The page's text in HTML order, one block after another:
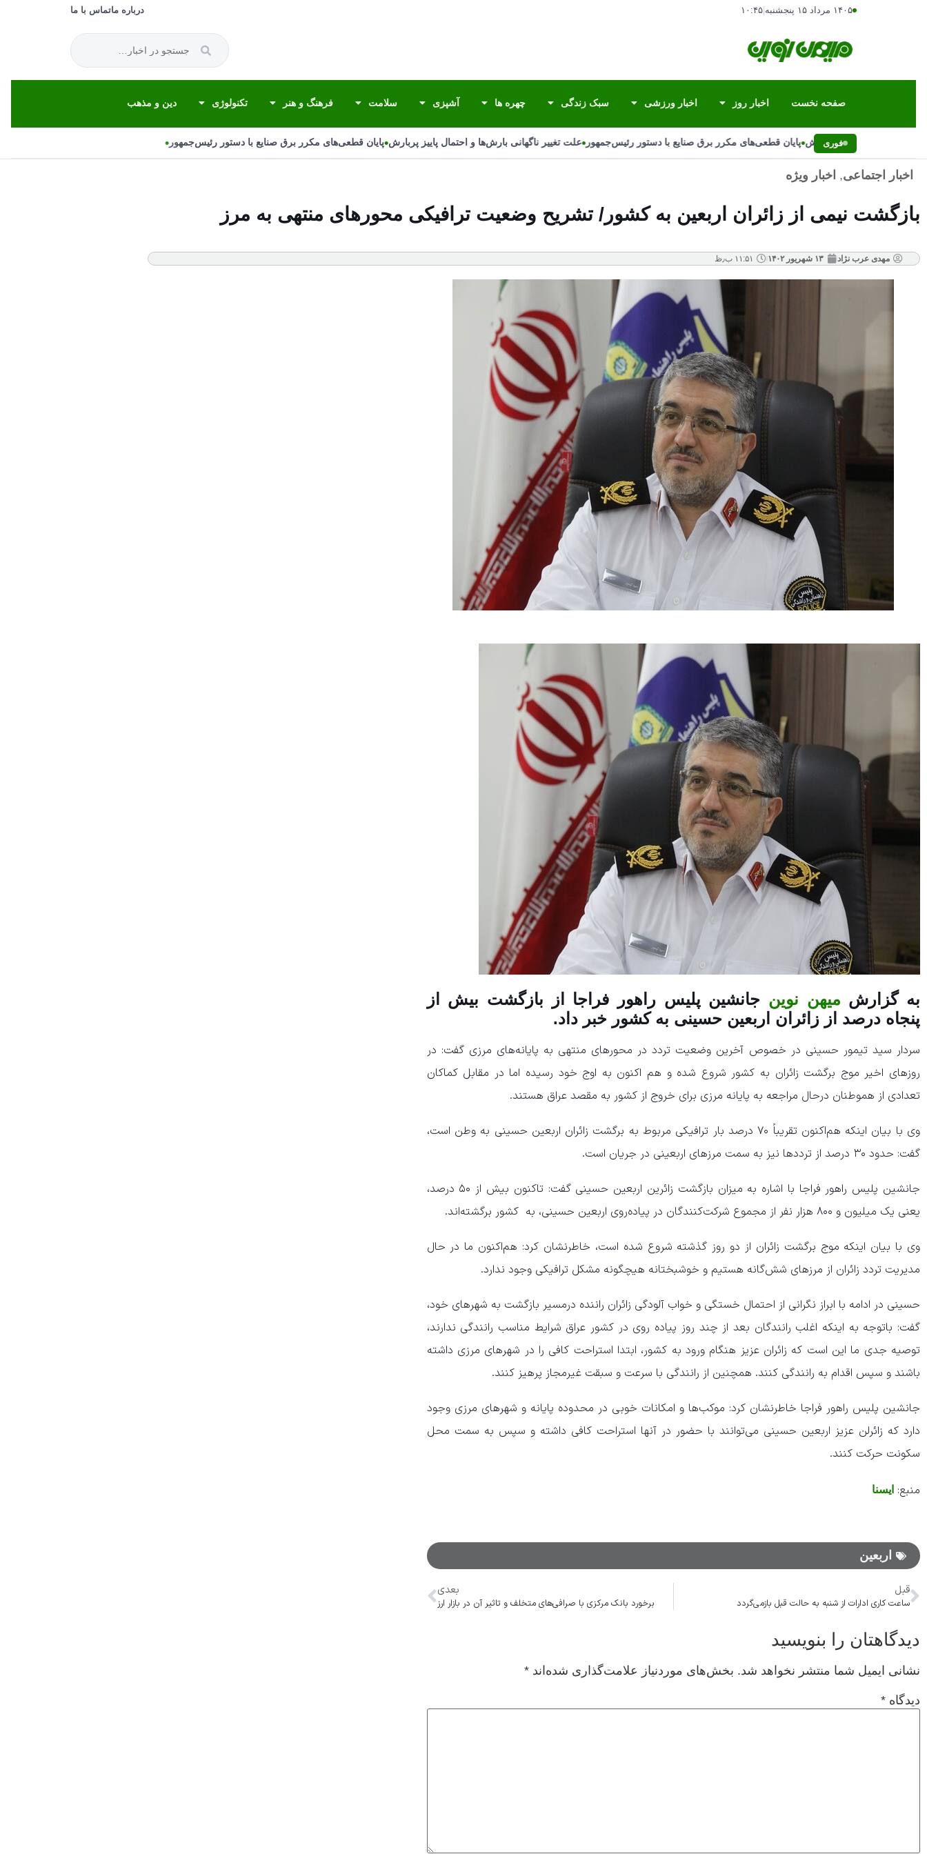
۱۴۰۵ مرداد ۱۵ پنجشنبه ۱۰:۴۵ درباره ماتماس با ما
صفحه نخست اخبار روز اخبار ورزشی سبک زندگی چهره ها آشپزی سلامت فرهنگ و هنر تکنولوژی دین و مذهب
فوری
و احتمال پاییز پربارش •پایان قطعی‌های مکرر برق صنایع با دستور رئیس‌جمهور•علت تغییر ناگهانی بارش‌ها و احتمال پاییز پربارش•پایان قطعی‌های مکرر برق صنایع با دستور رئیس‌جمهور•
اخبار اجتماعی, اخبار ویژه
بازگشت نیمی از زائران اربعین به کشور/ تشریح وضعیت ترافیکی محورهای منتهی به مرز
مهدی عرب نژاد ۱۳ شهریور ۱۴۰۲ ۱۱:۵۱ ب٫ظ
به گزارش میهن نوین جانشین پلیس راهور فراجا از بازگشت بیش از
پنجاه درصد از زائران اربعین حسینی به کشور خبر داد.
سردار سید تیمور حسینی در خصوص آخرین وضعیت تردد در محورهای منتهی به پایانه‌های مرزی گفت: در
روزهای اخیر موج برگشت زائران به کشور شروع شده و هم اکنون به اوج خود رسیده اما در مقابل کماکان
تعدادی از هموطنان درحال مراجعه به پایانه مرزی برای خروج از کشور به مقصد عراق هستند.
وی با بیان اینکه هم‌اکنون تقریباً ۷۰ درصد بار ترافیکی مربوط به برگشت زائران اربعین حسینی به وطن است،
گفت: حدود ۳۰ درصد از ترددها نیز به سمت مرزهای اربعینی در جریان است.
جانشین پلیس راهور فراجا با اشاره به میزان بازگشت زائرین اربعین حسینی گفت: تاکنون بیش از ۵۰ درصد،
یعنی یک میلیون و ۸۰۰ هزار نفر از مجموع شرکت‌کنندگان در پیاده‌روی اربعین حسینی، به کشور برگشته‌اند.
وی با بیان اینکه موج برگشت زائران از دو روز گذشته شروع شده است، خاطرنشان کرد: هم‌اکنون ما در حال
مدیریت تردد زائران از مرزهای شش‌گانه هستیم و خوشبختانه هیچگونه مشکل ترافیکی وجود ندارد.
حسینی در ادامه با ابراز نگرانی از احتمال خستگی و خواب آلودگی زائران راننده درمسیر بازگشت به شهرهای خود،
گفت: باتوجه به اینکه اغلب رانندگان بعد از چند روز پیاده روی در کشور عراق شرایط مناسب رانندگی ندارند،
توصیه جدی ما این است که زائران عزیز هنگام ورود به کشور، ابتدا استراحت کافی را در شهرهای مرزی داشته
باشند و سپس اقدام به رانندگی کنند. همچنین از رانندگی با سرعت و سبقت غیرمجاز پرهیز کنند.
جانشین پلیس راهور فراجا خاطرنشان کرد: موکب‌ها و امکانات خوبی در محدوده پایانه و شهرهای مرزی وجود
دارد که زائرلن عزیز اربعین حسینی می‌توانند با حضور در آنها استراحت کافی داشته و سپس به سمت محل
سکونت حرکت کنند.
منبع: ایسنا
اربعین
قبل
ساعت کاری ادارات از شنبه به حالت قبل بازمی‌گردد
بعدی
برخورد بانک مرکزی با صرافی‌های متخلف و تاثیر آن در بازار ارز
دیدگاهتان را بنویسید
نشانی ایمیل شما منتشر نخواهد شد. بخش‌های موردنیاز علامت‌گذاری شده‌اند *
دیدگاه *